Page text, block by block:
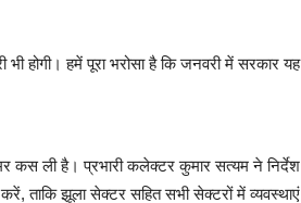
होगी। हमें पूरा भरोसा है कि जनवरी में सरकार यह
कस ली है। प्रभारी कलेक्टर कुमार सत्यम ने निर्देश
ताकि झूला सेक्टर सहित सभी सेक्टरों में व्यवस्थाएं